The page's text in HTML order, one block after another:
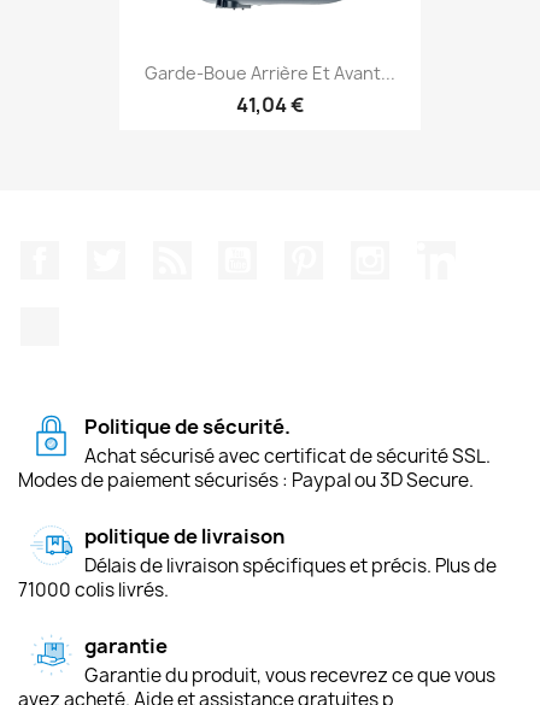
Garde-Boue Arrière Et Avant...
41,04 €
Politique de sécurité.
Achat sécurisé avec certificat de sécurité SSL.
Modes de paiement sécurisés : Paypal ou 3D Secure.
politique de livraison
Délais de livraison spécifiques et précis. Plus de
71000 colis livrés.
garantie
Garantie du produit, vous recevrez ce que vous
avez acheté. Aide et assistance gratuites p